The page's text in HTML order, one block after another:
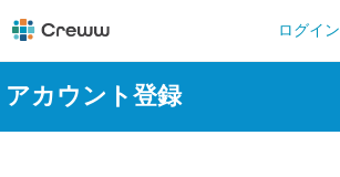
ログイン
アカウント登録